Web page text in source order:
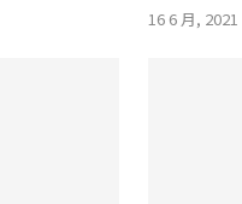
16 6 月, 2021